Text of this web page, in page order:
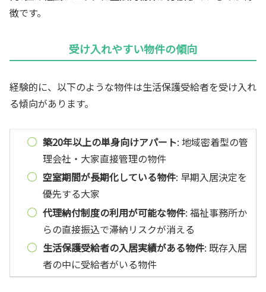
徴です。
受け入れやすい物件の傾向
経験的に、以下のような物件は生活保護受給者を受け入れ
る傾向があります。
築20年以上の単身向けアパート: 地域密着型の管
理会社・大家直接管理の物件
空室期間が長期化している物件: 早期入居決定を
優先する大家
代理納付制度の利用が可能な物件: 福祉事務所か
らの直接振込で滞納リスクが消える
生活保護受給者の入居実績がある物件: 既存入居
者の中に受給者がいる物件